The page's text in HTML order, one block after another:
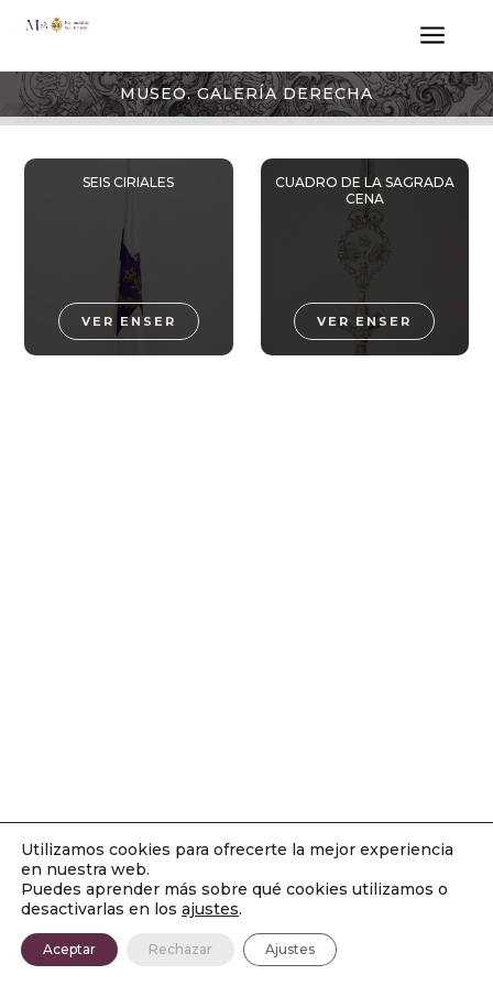
a
MUSEO. GALERÍA DERECHA
SEIS CIRIALES
VER ENSER
CUADRO DE LA SAGRADA
CENA
VER ENSER
Utilizamos cookies para ofrecerte la mejor experiencia
en nuestra web.
Puedes aprender más sobre qué cookies utilizamos o
desactivarlas en los ajustes.
Aceptar Rechazar Ajustes